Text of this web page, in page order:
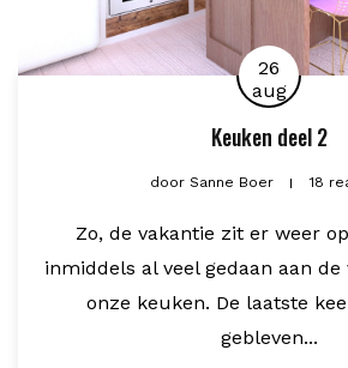
26
aug
Keuken deel 2
doorSanne Boer 18
Zo, de vakantie zit er weer
inmiddels al veel gedaan aan
onze keuken. De laatste
gebleven...